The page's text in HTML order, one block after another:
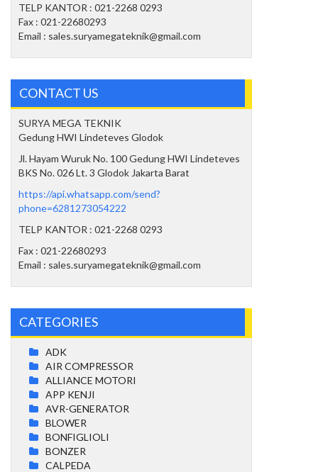
TELP KANTOR : 021-2268 0293
Fax : 021-22680293
Email : sales.suryamegateknik@gmail.com
CONTACT US
SURYA MEGA TEKNIK
Gedung HWI Lindeteves Glodok
Jl. Hayam Wuruk No. 100 Gedung HWI Lindeteves
BKS No. 026 Lt. 3 Glodok Jakarta Barat
https://api.whatsapp.com/send?
phone=6281273054222
TELP KANTOR : 021-2268 0293
Fax : 021-22680293
Email : sales.suryamegateknik@gmail.com
CATEGORIES
ADK
AIR COMPRESSOR
ALLIANCE MOTORI
APP KENJI
AVR-GENERATOR
BLOWER
BONFIGLIOLI
BONZER
CALPEDA